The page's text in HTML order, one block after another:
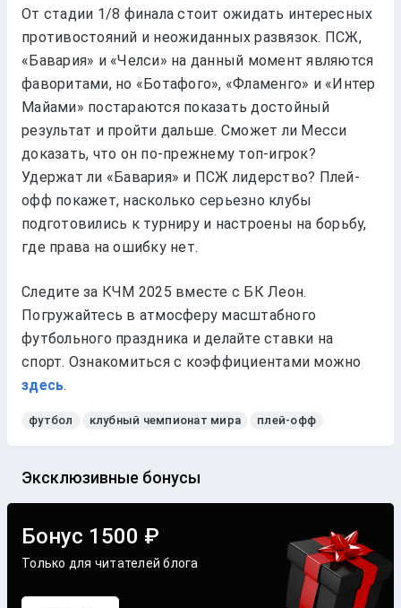
От стадии 1/8 финала стоит ожидать интересных
противостояний и неожиданных развязок. ПСЖ,
«Бавария» и «Челси» на данный момент являются
фаворитами, но «Ботафого», «Фламенго» и «Интер
Майами» постараются показать достойный
результат и пройти дальше. Сможет ли Месси
доказать, что он по-прежнему топ-игрок?
Удержат ли «Бавария» и ПСЖ лидерство? Плей-
офф покажет, насколько серьезно клубы
подготовились к турниру и настроены на борьбу,
где права на ошибку нет.
Следите за КЧМ 2025 вместе с БК Леон.
Погружайтесь в атмосферу масштабного
футбольного праздника и делайте ставки на
спорт. Ознакомиться с коэффициентами можно
здесь.
футбол клубный чемпионат мира плей-офф
Эксклюзивные бонусы
Бонус 1500 ₽
Только для читателей блога